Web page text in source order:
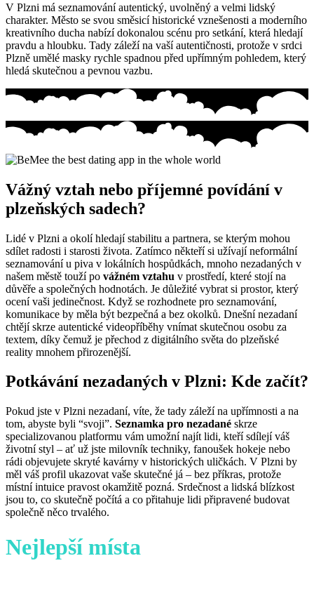
V Plzni má seznamování autentický, uvolněný a velmi lidský
charakter. Město se svou směsicí historické vznešenosti a moderního
kreativního ducha nabízí dokonalou scénu pro setkání, která hledají
pravdu a hloubku. Tady záleží na vaší autentičnosti, protože v srdci
Plzně umělé masky rychle spadnou před upřímným pohledem, který
hledá skutečnou a pevnou vazbu.
Vážný vztah nebo příjemné povídání v
plzeňských sadech?
Lidé v Plzni a okolí hledají stabilitu a partnera, se kterým mohou
sdílet radosti i starosti života. Zatímco někteří si užívají neformální
seznamování u piva v lokálních hospůdkách, mnoho nezadaných v
našem městě touží po vážném vztahu v prostředí, které stojí na
důvěře a společných hodnotách. Je důležité vybrat si prostor, který
ocení vaši jedinečnost. Když se rozhodnete pro seznamování,
komunikace by měla být bezpečná a bez okolků. Dnešní nezadaní
chtějí skrze autentické videopříběhy vnímat skutečnou osobu za
textem, díky čemuž je přechod z digitálního světa do plzeňské
reality mnohem přirozenější.
Potkávání nezadaných v Plzni: Kde začít?
Pokud jste v Plzni nezadaní, víte, že tady záleží na upřímnosti a na
tom, abyste byli “svoji”. Seznamka pro nezadané skrze
specializovanou platformu vám umožní najít lidi, kteří sdílejí váš
životní styl – ať už jste milovník techniky, fanoušek hokeje nebo
rádi objevujete skryté kavárny v historických uličkách. V Plzni by
měl váš profil ukazovat vaše skutečné já – bez příkras, protože
místní intuice pravost okamžitě pozná. Srdečnost a lidská blízkost
jsou to, co skutečně počítá a co přitahuje lidi připravené budovat
společně něco trvalého.
Nejlepší místa